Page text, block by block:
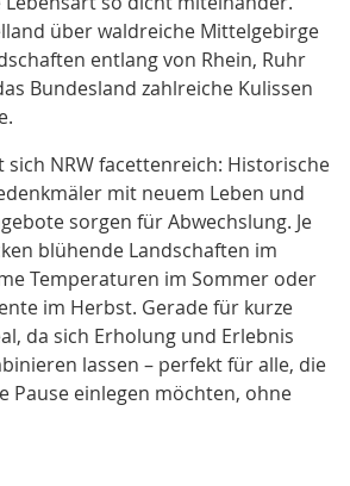
über waldreiche Mittelgebirge
entlang von Rhein, Ruhr
Bundesland zahlreiche Kulissen
sich NRW facettenreich: Historische
mit neuem Leben und
sorgen für Abwechslung. Je
blühende Landschaften im
Temperaturen im Sommer oder
im Herbst. Gerade für kurze
da sich Erholung und Erlebnis
lassen – perfekt für alle, die
Pause einlegen möchten, ohne